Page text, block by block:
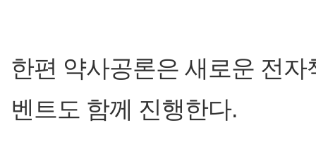
한편 약사공론은 새로운 전
벤트도 함께 진행한다.